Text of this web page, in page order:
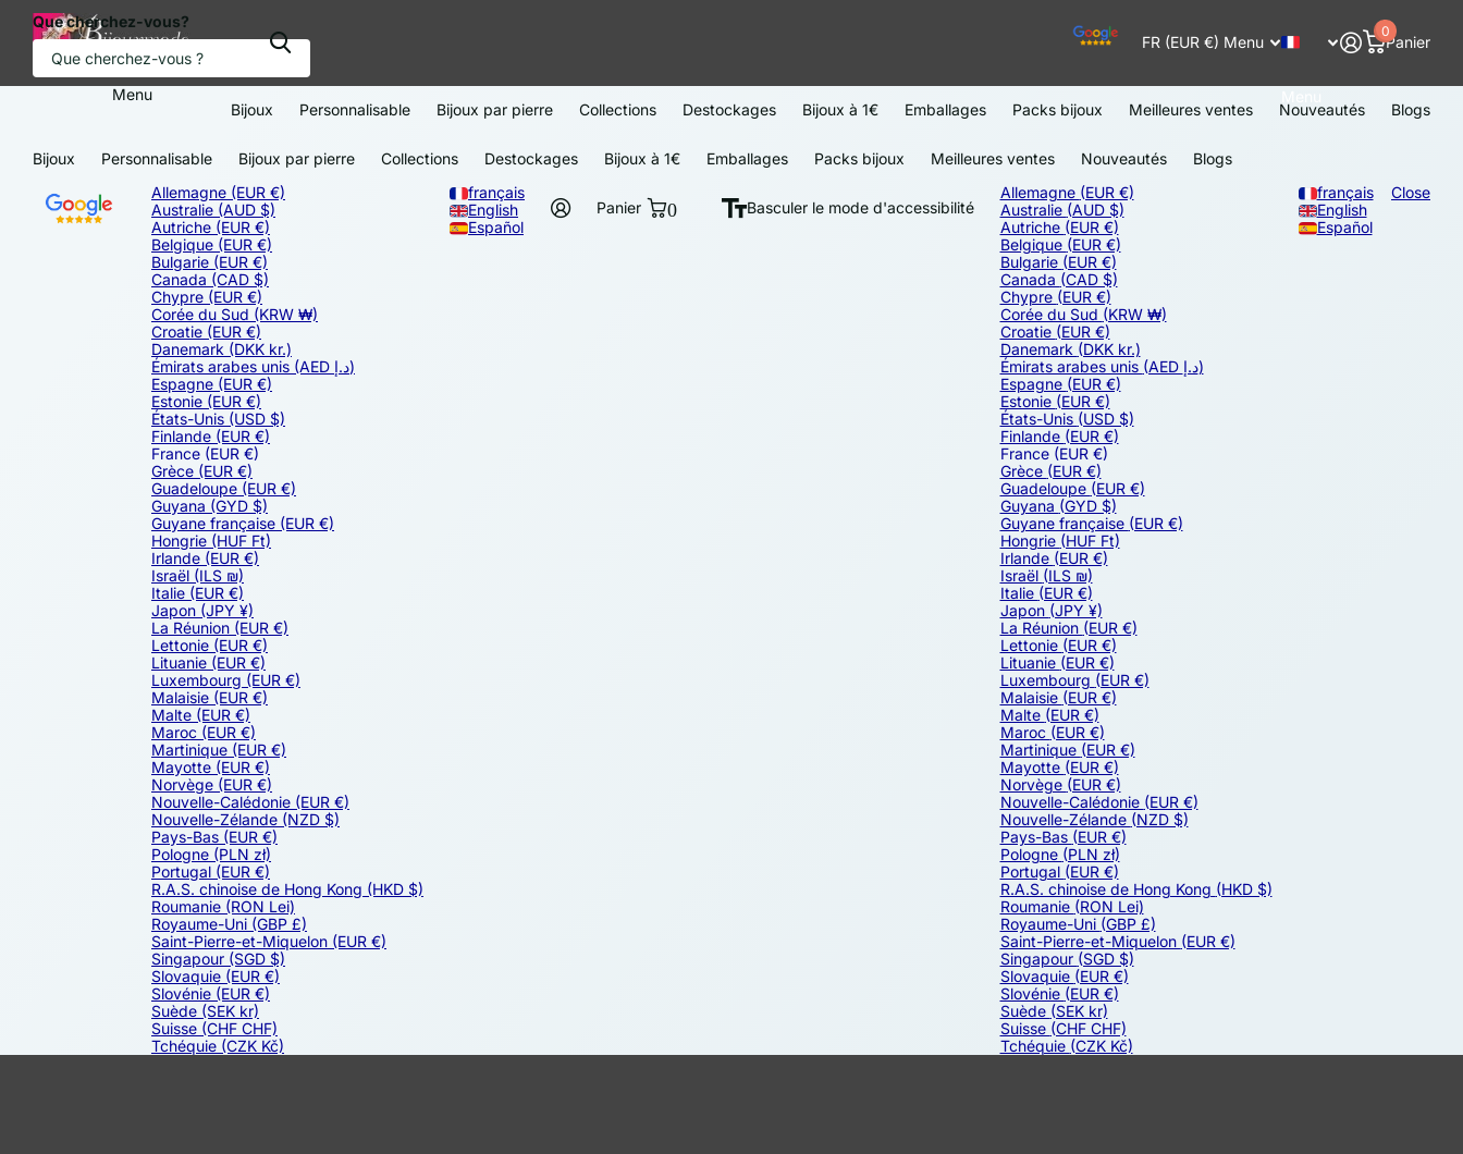
Que cherchez-vous?
FR (EUR €) Menu Panier
0
Menu
Bijoux
Personnalisable Bijoux par pierre Collections Destockages Bijoux à 1€ Emballages Packs bijoux Meilleures ventes Nouveautés Blogs
Bijoux Personnalisable Bijoux par pierre Collections Destockages Bijoux à 1€ Emballages Packs bijoux Meilleures ventes Nouveautés
Blogs
Allemagne (EUR €)
Australie (AUD $)
Autriche (EUR €)
Belgique (EUR €)
Bulgarie (EUR €)
Canada (CAD $)
Chypre (EUR €)
Corée du Sud (KRW ₩)
Croatie (EUR €)
Danemark (DKK kr.)
Émirats arabes unis
(AED د.إ)
Espagne (EUR €)
Estonie (EUR €)
États-Unis (USD $)
Finlande (EUR €)
France (EUR €)
Grèce (EUR €)
Guadeloupe (EUR €)
Guyana (GYD $)
Guyane française (EUR €)
Hongrie (HUF Ft)
Irlande (EUR €)
Israël (ILS ₪)
Italie (EUR €)
Japon (JPY ¥)
La Réunion (EUR €)
Lettonie (EUR €)
Lituanie (EUR €)
Luxembourg (EUR €)
Malaisie (EUR €)
Malte (EUR €)
Maroc (EUR €)
Martinique (EUR €)
Mayotte (EUR €)
Norvège (EUR €)
Nouvelle-Calédonie (EUR €)
Nouvelle-Zélande (NZD $)
Pays-Bas (EUR €)
Pologne (PLN zł)
Portugal (EUR €)
R.A.S. chinoise de Hong Kong (HKD $)
Roumanie (RON Lei)
Royaume-Uni (GBP £)
Saint-Pierre-et-Miquelon (EUR €)
Singapour (SGD $)
Slovaquie (EUR €)
Slovénie (EUR €)
Suède (SEK kr)
Suisse (CHF CHF)
Tchéquie (CZK Kč)
français
English
Español
Panier 0 Basculer le mode d'accessibilité
Allemagne (EUR €)
Australie (AUD $)
Autriche (EUR €)
Belgique (EUR €)
Bulgarie (EUR €)
Canada (CAD $)
Chypre (EUR €)
Corée du Sud (KRW ₩)
Croatie (EUR €)
Danemark (DKK kr.)
Émirats arabes unis
(AED د.إ)
Espagne (EUR €)
Estonie (EUR €)
États-Unis (USD $)
Finlande (EUR €)
France (EUR €)
Grèce (EUR €)
Guadeloupe (EUR €)
Guyana (GYD $)
Guyane française (EUR €)
Hongrie (HUF Ft)
Irlande (EUR €)
Israël (ILS ₪)
Italie (EUR €)
Japon (JPY ¥)
La Réunion (EUR €)
Lettonie (EUR €)
Lituanie (EUR €)
Luxembourg (EUR €)
Malaisie (EUR €)
Malte (EUR €)
Maroc (EUR €)
Martinique (EUR €)
Mayotte (EUR €)
Norvège (EUR €)
Nouvelle-Calédonie (EUR €)
Nouvelle-Zélande (NZD $)
Pays-Bas (EUR €)
Pologne (PLN zł)
Portugal (EUR €)
R.A.S. chinoise de Hong Kong (HKD $)
Roumanie (RON Lei)
Royaume-Uni (GBP £)
Saint-Pierre-et-Miquelon (EUR €)
Singapour (SGD $)
Slovaquie (EUR €)
Slovénie (EUR €)
Suède (SEK kr)
Suisse (CHF CHF)
Tchéquie (CZK Kč)
français
English
Español
Close